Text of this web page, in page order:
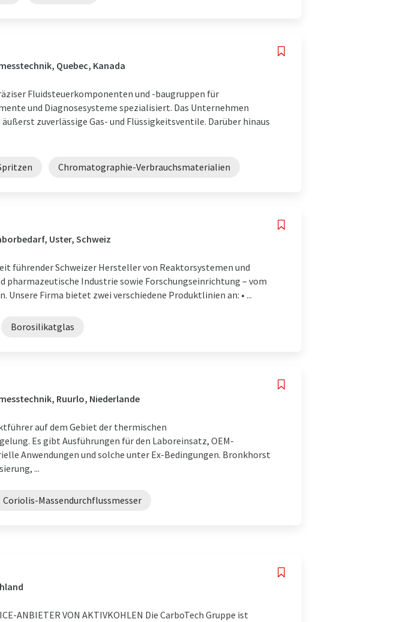
Quebec, Kanada
Fluidsteuerkomponenten und -baugruppen für
und Diagnosesysteme spezialisiert. Das Unternehmen
zuverlässige Gas- und Flüssigkeitsventile. Darüber hinaus
Chromatographie-Verbrauchsmaterialien
Uster, Schweiz
führender Schweizer Hersteller von Reaktorsystemen und
pharmazeutische Industrie sowie Forschungseinrichtung – vom
Unsere Firma bietet zwei verschiedene Produktlinien an: • ...
Borosilikatglas
Ruurlo, Niederlande
auf dem Gebiet der thermischen
Es gibt Ausführungen für den Laboreinsatz, OEM-
Anwendungen und solche unter Ex-Bedingungen. Bronkhorst
...
Coriolis-Massendurchflussmesser
ANBIETER VON AKTIVKOHLEN Die CarboTech Gruppe ist